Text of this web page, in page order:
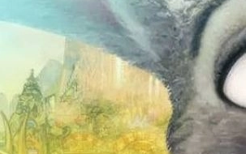
màu sắc đặc trưng: Màu cam lửa,
trắng tuyết là những tông màu đặc
cáo. Hãy chọn hình ảnh có màu sắc
tạo độ tương phản tốt, giúp avatar
giữa danh sách bạn bè.
và chất lượng hiển thị:
Bạn nên ưu
ảnh chất lượng cao để đảm bảo
ánh mắt của con cáo đều hiện lên
ảnh mờ sẽ làm giảm đi đáng kể sức